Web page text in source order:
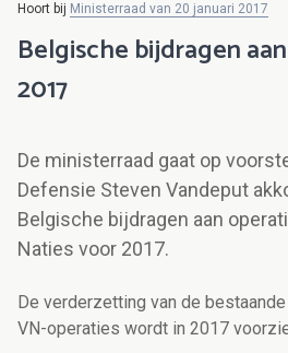
Hoort bij Ministerraad van 20 januari 2017
Belgische bijdragen
2017
De ministerraad gaat op
Defensie Steven Vandeput
Belgische bijdragen aan
Naties voor 2017.
De verderzetting van de
VN-operaties wordt in 2017